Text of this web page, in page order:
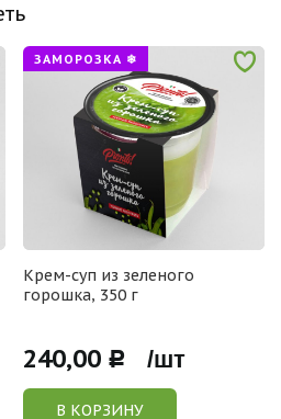
ЗАМОРОЗКА ❄
Крем-суп из зеленого
горошка, 350 г
240,00 Р /шт
В КОРЗИНУ